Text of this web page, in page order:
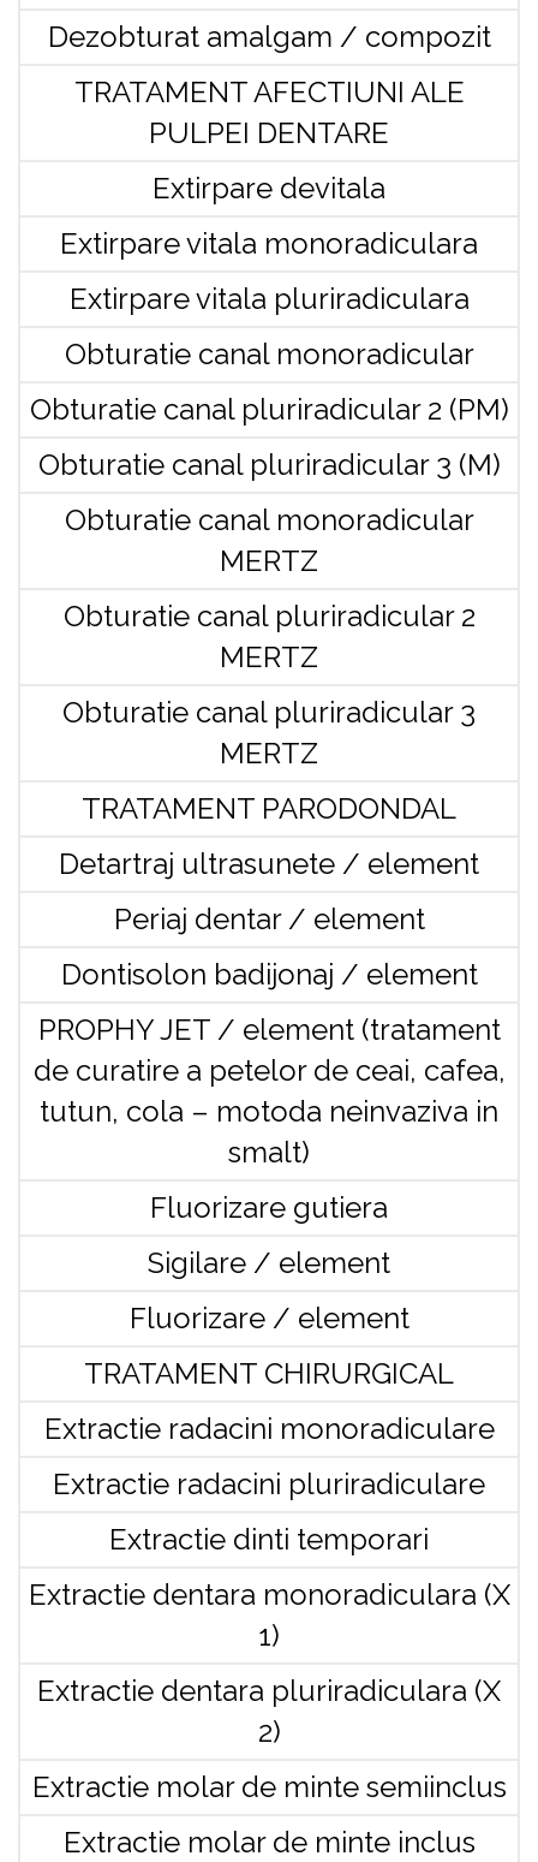
Dezobturat amalgam / compozit
TRATAMENT AFECTIUNI ALE
PULPEI DENTARE
Extirpare devitala
Extirpare vitala monoradiculara
Extirpare vitala pluriradiculara
Obturatie canal monoradicular
Obturatie canal pluriradicular 2 (PM)
Obturatie canal pluriradicular 3 (M)
Obturatie canal monoradicular
MERTZ
Obturatie canal pluriradicular 2
MERTZ
Obturatie canal pluriradicular 3
MERTZ
TRATAMENT PARODONDAL
Detartraj ultrasunete / element
Periaj dentar / element
Dontisolon badijonaj / element
PROPHY JET / element (tratament
de curatire a petelor de ceai, cafea,
tutun, cola – motoda neinvaziva in
smalt)
Fluorizare gutiera
Sigilare / element
Fluorizare / element
TRATAMENT CHIRURGICAL
Extractie radacini monoradiculare
Extractie radacini pluriradiculare
Extractie dinti temporari
Extractie dentara monoradiculara (X
1)
Extractie dentara pluriradiculara (X
2)
Extractie molar de minte semiinclus
Extractie molar de minte inclus